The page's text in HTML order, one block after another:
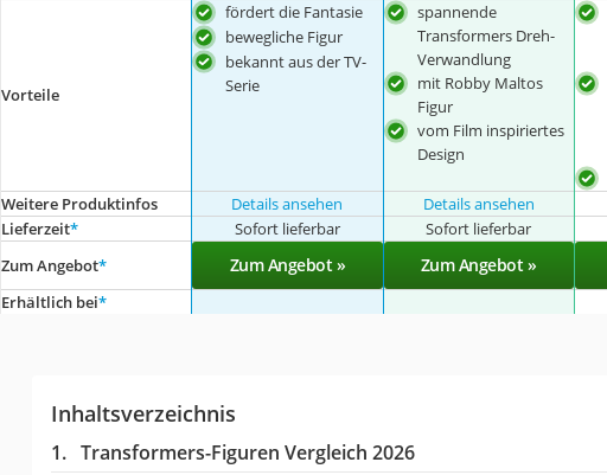
Vorteile
fördert die Fantasie
bewegliche Figur
bekannt aus der TV-
Serie
spannende
Transformers Dreh-
Verwandlung
mit Robby Maltos
Figur
vom Film inspiriertes
Design
Weitere Produktinfos Details ansehen Details ansehen
Lieferzeit* Sofort lieferbar Sofort lieferbar
Zum Angebot* Zum Angebot » Zum Angebot »
Erhältlich bei*
Inhaltsverzeichnis
Transformers-Figuren Vergleich 2026